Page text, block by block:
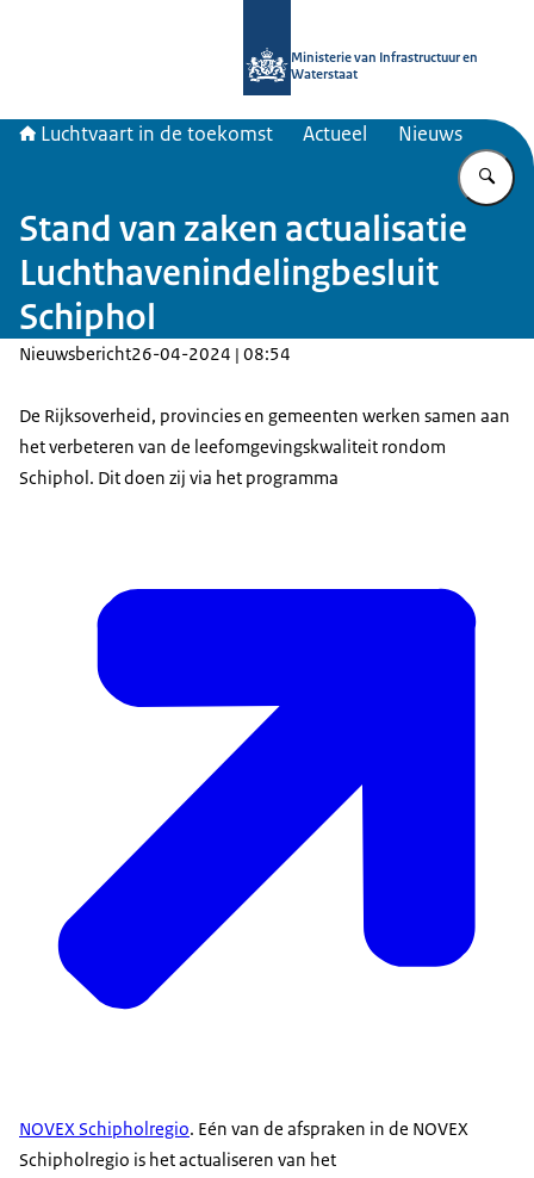
Ministerie van Infrastructuur en
Waterstaat
Luchtvaart in de toekomst Actueel Nieuws
Stand van zaken actualisatie
Luchthavenindelingbesluit
Schiphol
Nieuwsbericht26-04-2024 | 08:54
De Rijksoverheid, provincies en gemeenten werken samen aan
het verbeteren van de leefomgevingskwaliteit rondom
Schiphol. Dit doen zij via het programma
NOVEX Schipholregio. Eén van de afspraken in de NOVEX
Schipholregio is het actualiseren van het